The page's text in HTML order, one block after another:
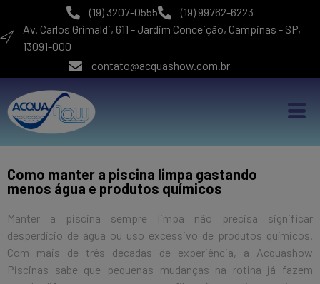
(19) 3207-0555
(19) 99762-6223
Av. Carlos Grimaldi, 611 - Jardim Conceição, Campinas - SP,
13091-000
contato@acquashow.com.br
Como manter a piscina limpa gastando
menos água e produtos químicos
Manter a piscina sempre limpa não precisa significar
desperdício de água ou uso excessivo de produtos químicos.
Com mais de três décadas de experiência, a Acquashow
Piscinas sabe que pequenas mudanças na rotina já fazem